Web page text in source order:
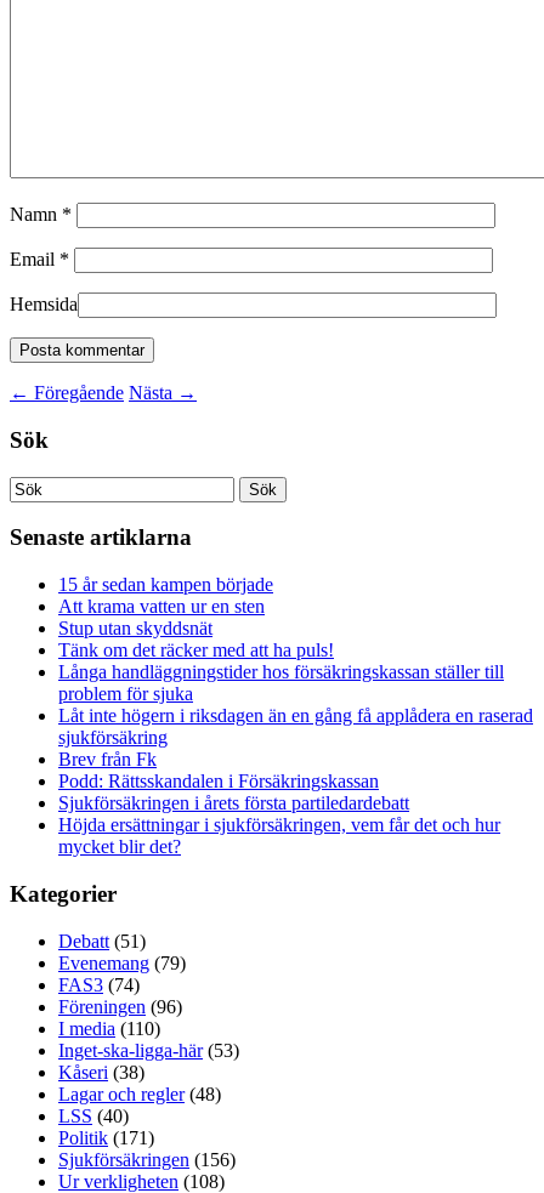
Namn *
Email *
Hemsida
← Föregående Nästa →
Sök
Senaste artiklarna
15 år sedan kampen började
Att krama vatten ur en sten
Stup utan skyddsnät
Tänk om det räcker med att ha puls!
Långa handläggningstider hos försäkringskassan ställer till
problem för sjuka
Låt inte högern i riksdagen än en gång få applådera en raserad
sjukförsäkring
Brev från Fk
Podd: Rättsskandalen i Försäkringskassan
Sjukförsäkringen i årets första partiledardebatt
Höjda ersättningar i sjukförsäkringen, vem får det och hur
mycket blir det?
Kategorier
Debatt (51)
Evenemang (79)
FAS3 (74)
Föreningen (96)
I media (110)
Inget-ska-ligga-här(53)
Kåseri (38)
Lagar och regler(48)
LSS (40)
Politik (171)
Sjukförsäkringen (156)
Ur verkligheten (108)